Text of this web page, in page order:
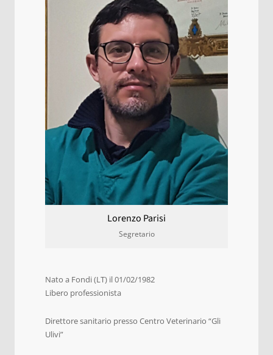
Lorenzo Parisi
Segretario
Nato a Fondi (LT) il 01/02/1982
Libero professionista
Direttore sanitario presso Centro Veterinario “Gli
Ulivi”